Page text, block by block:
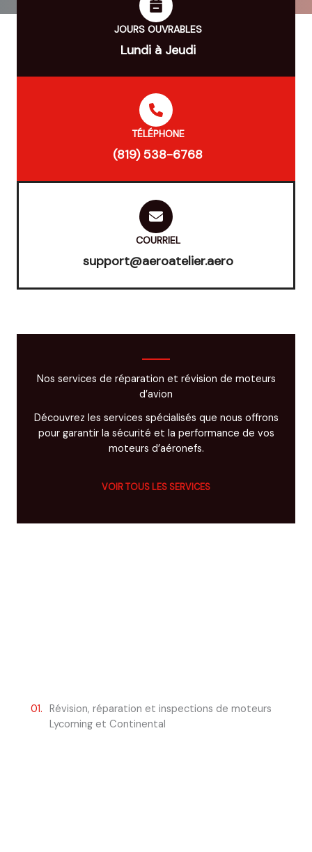
JOURS OUVRABLES
Lundi à Jeudi
TÉLÉPHONE
(819) 538-6768
COURRIEL
support@aeroatelier.aero
Nos services de réparation et révision de moteurs
d’avion
Découvrez les services spécialisés que nous offrons
pour garantir la sécurité et la performance de vos
moteurs d’aéronefs.
VOIR TOUS LES SERVICES
01. Révision, réparation et inspections de moteurs
Lycoming et Continental